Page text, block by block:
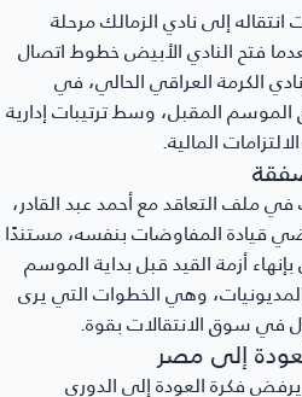
إلى نادي الزمالك مرحلة
فتح النادي الأبيض خطوط اتصال
الكرمة العراقي الحالي، في
المقبل، وسط ترتيبات إدارية
المالية.
ملف التعاقد مع أحمد عبد القادر،
قيادة المفاوضات بنفسه، مستندًا
أزمة القيد قبل بداية الموسم
وهي الخطوات التي يرى
في سوق الانتقالات بقوة.
إلى مصر
فكرة العودة إلى الدوري